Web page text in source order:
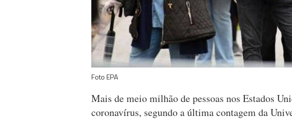
Foto EPA
Mais de meio milhão de pessoas nos Estados
coronavírus, segundo a última contagem da